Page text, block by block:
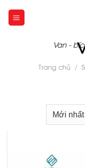
Van -
Trang chủ /